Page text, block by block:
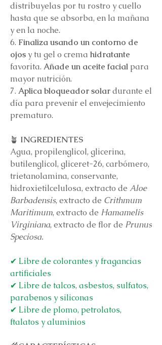
distribuyelas por tu rostro y cuello
hasta que se absorba, en la mañana
y en la noche.
6. Finaliza usando un contorno de
ojosy tu gel o crema hidratante
favorita. Añade un aceite facial para
mayor nutrición.
7. Aplica bloqueador solardurante el
día para prevenir el envejecimiento
prematuro.
🪴 INGREDIENTES
Agua, propilenglicol, glicerina,
butilenglicol, gliceret-26, carbómero,
trietanolamina, conservante,
hidroxietilcelulosa, extracto de Aloe
Barbadensis, extracto de Crithmum
Maritimum, extracto de Hamamelis
Virginiana, extracto de flor de Prunus
Speciosa.
✔ Libre de colorantes y fragancias
artificiales
✔ Libre de talcos, asbestos, sulfatos,
parabenos y siliconas
✔ Libre de plomo, petrolatos,
ftalatos y aluminios